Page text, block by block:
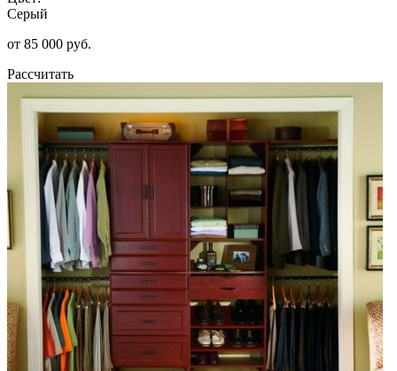
Серый
от 85 000 руб.
Рассчитать